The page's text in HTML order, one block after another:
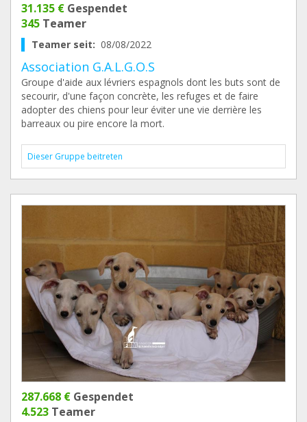
31.135 € Gespendet
345 Teamer
Teamer seit: 08/08/2022
Association G.A.L.G.O.S
Groupe d'aide aux lévriers espagnols dont les buts sont de
secourir, d'une façon concrète, les refuges et de faire
adopter des chiens pour leur éviter une vie derrière les
barreaux ou pire encore la mort.
Dieser Gruppe beitreten
287.668 € Gespendet
4.523 Teamer